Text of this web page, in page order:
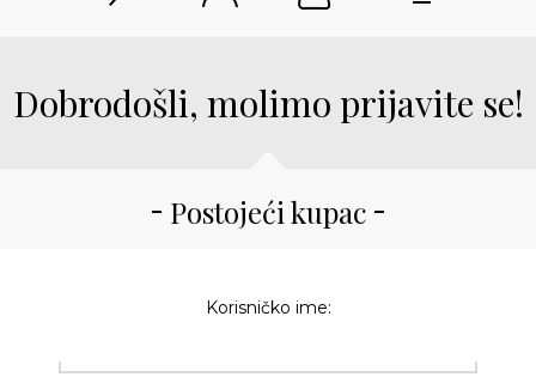
Dobrodošli, molimo prijavite se!
Postojeći kupac
Korisničko ime: